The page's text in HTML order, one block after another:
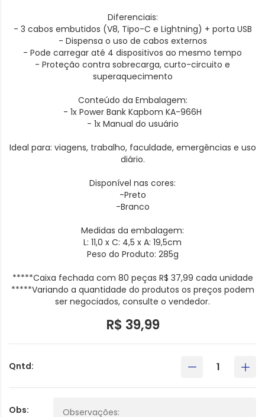
Diferenciais:
- 3 cabos embutidos (V8, Tipo-C e Lightning) + porta USB
- Dispensa o uso de cabos externos
- Pode carregar até 4 dispositivos ao mesmo tempo
- Proteção contra sobrecarga, curto-circuito e
superaquecimento
Conteúdo da Embalagem:
- 1x Power Bank Kapbom KA-966H
- 1x Manual do usuário
Ideal para: viagens, trabalho, faculdade, emergências e uso
diário.
Disponível nas cores:
-Preto
-Branco
Medidas da embalagem:
L: 11,0 x C: 4,5 x A: 19,5cm
Peso do Produto: 285g
*****Caixa fechada com 80 peças R$ 37,99 cada unidade
*****Variando a quantidade do produtos os preços podem
ser negociados, consulte o vendedor.
R$ 39,99
Qntd:
Obs: